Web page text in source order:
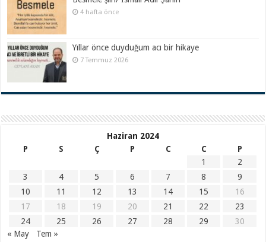
4 hafta önce
Yıllar önce duyduğum acı bir hikaye
7 Temmuz 2026
Haziran 2024
P
S Ç P C C
P
1
2
3
4 5 6 7 8
9
10
11 12 13 14 15
16
17
18 19 20 21 22
23
24
25 26 27 28 29
30
« May
Tem »